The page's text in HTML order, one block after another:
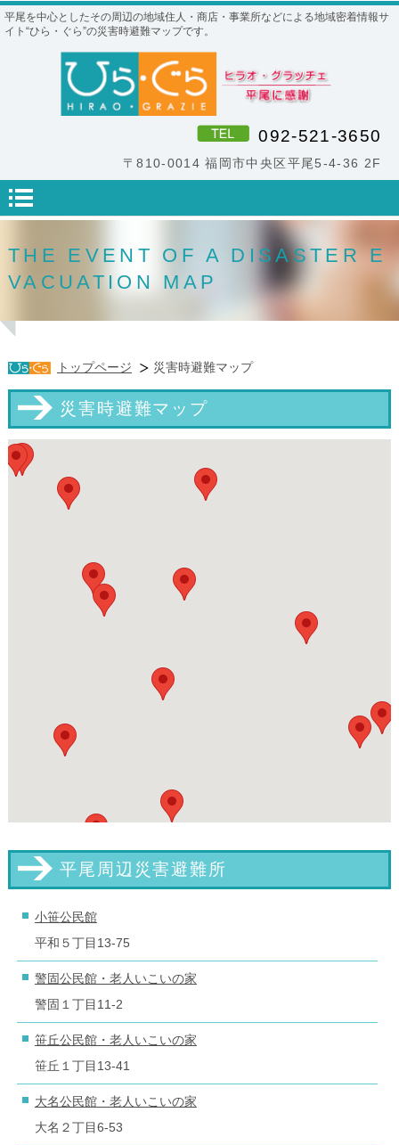
平尾を中心としたその周辺の地域住人・商店・事業所などによる地域密着情報サ
イト“ひら・ぐら”の災害時避難マップです。
092-521-3650
〒810-0014 福岡市中央区平尾5-4-36 2F
THE EVENT OF A DISASTER E
VACUATION MAP
トップページ 災害時避難マップ
災害時避難マップ
平尾周辺災害避難所
小笹公民館
平和５丁目13-75
警固公民館・老人いこいの家
警固１丁目11-2
笹丘公民館・老人いこいの家
笹丘１丁目13-41
大名公民館・老人いこいの家
大名２丁目6-53